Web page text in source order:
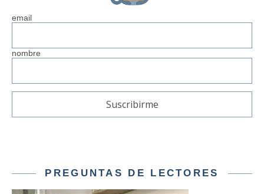
email
nombre
PREGUNTAS DE LECTORES